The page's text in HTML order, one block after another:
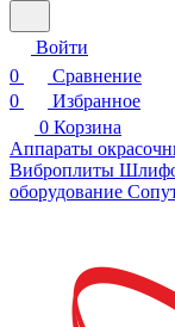
Войти
0
Сравнение
0
Избранное
0 Корзина
Аппараты
Виброплиты
оборудование